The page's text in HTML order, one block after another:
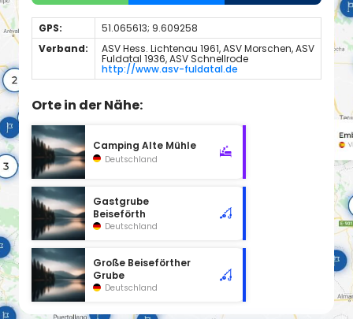
GPS:
51.065613; 9.609258
Verband:
ASV Hess. Lichtenau 1961, ASV Morschen, ASV
Fuldatal 1936, ASV Schnellrode
http://www.asv-fuldatal.de
Orte in der Nähe:
Camping Alte Mühle
Deutschland
Gastgrube
Beiseförth
Deutschland
Große Beiseförther
Grube
Deutschland